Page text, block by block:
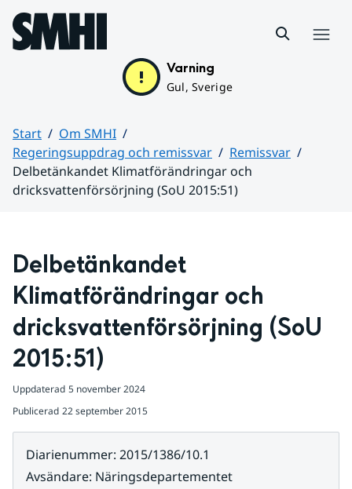
Hoppa till sidans innehåll
Varning
Gul, Sverige
Start
Om SMHI
Regeringsuppdrag och remissvar
Remissvar
Delbetänkandet Klimatförändringar och
dricksvattenförsörjning (SoU 2015:51)
Delbetänkandet
Klimatförändringar och
dricksvattenförsörjning (SoU
2015:51)
Uppdaterad 5 november 2024
Publicerad 22 september 2015
Diarienummer: 2015/1386/10.1
Avsändare: Näringsdepartementet